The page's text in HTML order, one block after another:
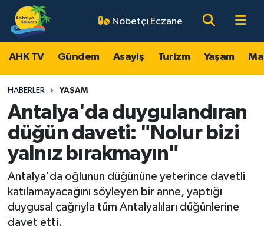
Nöbetçi Eczane
AHK TV Gündem Asayiş Turizm Yaşam
HABERLER YAŞAM
Antalya'da duygulandıran
düğün daveti: "Nolur bizi
yalnız bırakmayın"
Antalya'da oğlunun düğününe yeterince davetli
katılamayacağını söyleyen bir anne, yaptığı
duygusal çağrıyla tüm Antalyalıları düğünlerine
davet etti.
AHK TV
Gündem
Asayiş
Turizm
Magazin
Ekonomi
Antalya Nöbetçi Eczaneler
Antalya Hava Durumu
Antalya Namaz Vakitleri
Antalya Trafik Yoğunluk Haritası
Süper Lig Puan Durumu ve Fikstür
Tüm Manşetler
Son Dakika Haberleri